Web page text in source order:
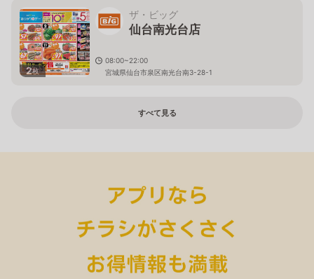
2枚
ザ・ビッグ
仙台南光台店
08:00~22:00
宮城県仙台市泉区南光台南3-28-1
すべて見る